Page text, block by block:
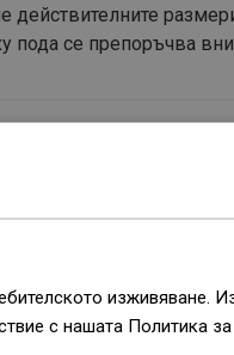
действителните
пода се препоръчва
изживяване.
с нашата Политика за